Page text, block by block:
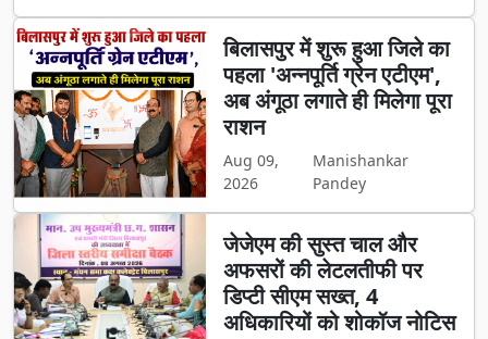
बिलासपुर में शुरू हुआ जिले का
पहला 'अन्नपूर्ति ग्रेन एटीएम',
अब अंगूठा लगाते ही मिलेगा पूरा
राशन
Aug 09,
2026
Manishankar
Pandey
जेजेएम की सुस्त चाल और
अफसरों की लेटलतीफी पर
डिप्टी सीएम सख्त, 4
अधिकारियों को शोकॉज नोटिस